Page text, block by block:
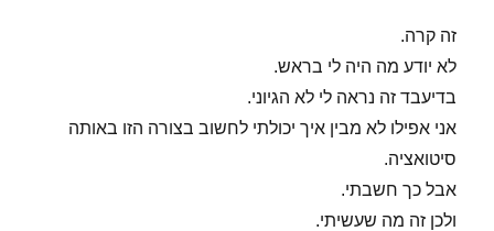
זה קרה.
לא יודע מה היה לי בראש.
בדיעבד זה נראה לי לא הגיוני.
אני אפילו לא מבין איך יכולתי לחשוב בצורה הזו באותה
סיטואציה.
אבל כך חשבתי.
ולכן זה מה שעשיתי.